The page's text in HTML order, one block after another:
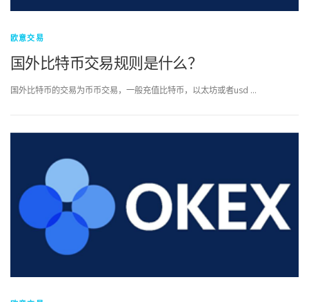
欧意交易
国外比特币交易规则是什么？
国外比特币的交易为币币交易，一般充值比特币，以太坊或者usd …